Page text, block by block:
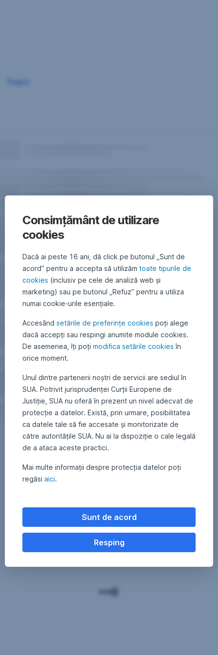
Înapoi
Consimțământ de utilizare
cookies
Dacă ai peste 16 ani, dă click pe butonul „Sunt de
acord” pentru a accepta să utilizăm toate tipurile de
cookies (inclusiv pe cele de analiză web și
marketing) sau pe butonul „Refuz” pentru a utiliza
numai cookie-urile esențiale.
Accesând setările de preferințe cookies poți alege
dacă accepți sau respingi anumite module cookies.
De asemenea, îți poți modifica setările cookies în
orice moment.
Unul dintre partenerii noștri de servicii are sediul în
SUA. Potrivit jurisprudenței Curții Europene de
Justiție, SUA nu oferă în prezent un nivel adecvat de
protecție a datelor. Există, prin urmare, posibilitatea
ca datele tale să fie accesate și monitorizate de
către autoritățile SUA. Nu ai la dispoziție o cale legală
de a ataca aceste practici.
Mai multe informații despre protecția datelor poți
regăsi aici.
Sunt de acord
Resping